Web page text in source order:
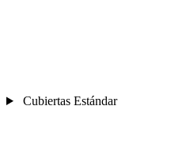
Cubiertas Estándar